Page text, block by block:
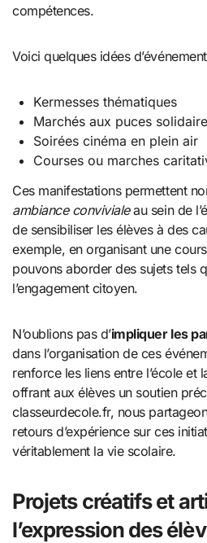
compétences.
Voici quelques idées
Kermesses thématiques
Marchés aux puces
Soirées cinéma en plein air
Courses ou marches
Ces manifestations permettent
ambiance convivialeau sein de
de sensibiliser les élèves à des
exemple, en organisant une
pouvons aborder des sujets tels
l’engagement citoyen.
N’oublions pas d’impliquer les
dans l’organisation de ces
renforce les liens entre l’école et
offrant aux élèves un soutien
classeurdecole.fr, nous
retours d’expérience sur ces
véritablement la vie scolaire.
Projets créatifs et
l’expression des